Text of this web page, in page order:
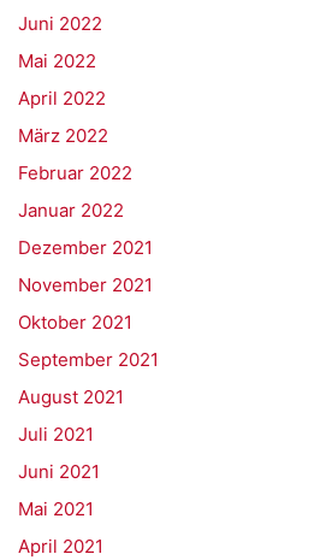
Juni 2022
Mai 2022
April 2022
März 2022
Februar 2022
Januar 2022
Dezember 2021
November 2021
Oktober 2021
September 2021
August 2021
Juli 2021
Juni 2021
Mai 2021
April 2021